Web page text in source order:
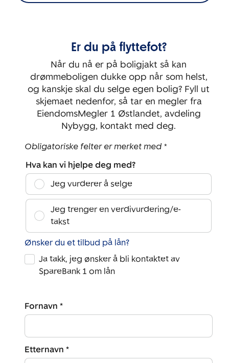
1
Rom:
2
Soverom:
1
Er du på flyttefot?
Når du nå er på boligjakt så kan
drømmeboligen dukke opp når som helst,
og kanskje skal du selge egen bolig? Fyll ut
skjemaet nedenfor, så tar en megler fra
EiendomsMegler 1 Østlandet, avdeling
Nybygg, kontakt med deg.
Obligatoriske felter er merket med *
Hva kan vi hjelpe deg med?
Jeg vurderer å selge
Jeg trenger en verdivurdering/e-
takst
Ønsker du et tilbud på lån?
Ja takk, jeg ønsker å bli kontaktet av
SpareBank 1 om lån
Fornavn *
Etternavn *